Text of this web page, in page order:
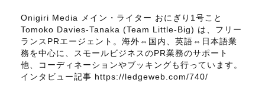
Onigiri Media メイン・ライター おにぎり1号こと
Tomoko Davies-Tanaka (Team Little-Big) は、フリー
ランスPRエージェント。海外⇔国内、英語⇔日本語業
務を中心に、スモールビジネスのPR業務のサポート
他、コーディネーションやブッキングも行っています。
インタビュー記事 https://ledgeweb.com/740/